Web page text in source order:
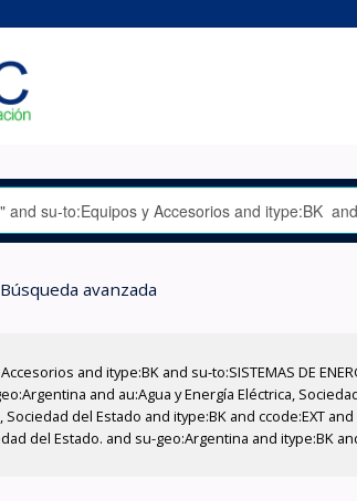
Búsqueda avanzada
and itype:BK and su-to:SISTEMAS DE
and au:Agua y Energía Eléctrica,
del Estado and itype:BK and ccode:EXT
del Estado. and su-geo:Argentina and itype:BK